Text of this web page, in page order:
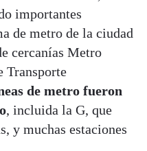
importantes
de metro de la ciudad
cercanías Metro
Transporte
de metro fueron
, incluida la G, que
y muchas estaciones